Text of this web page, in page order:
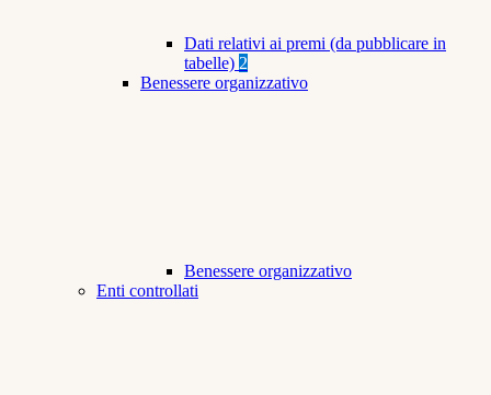
Dati relativi ai premi (da pubblicare in
tabelle) 2
Benessere organizzativo
Benessere organizzativo
Enti controllati